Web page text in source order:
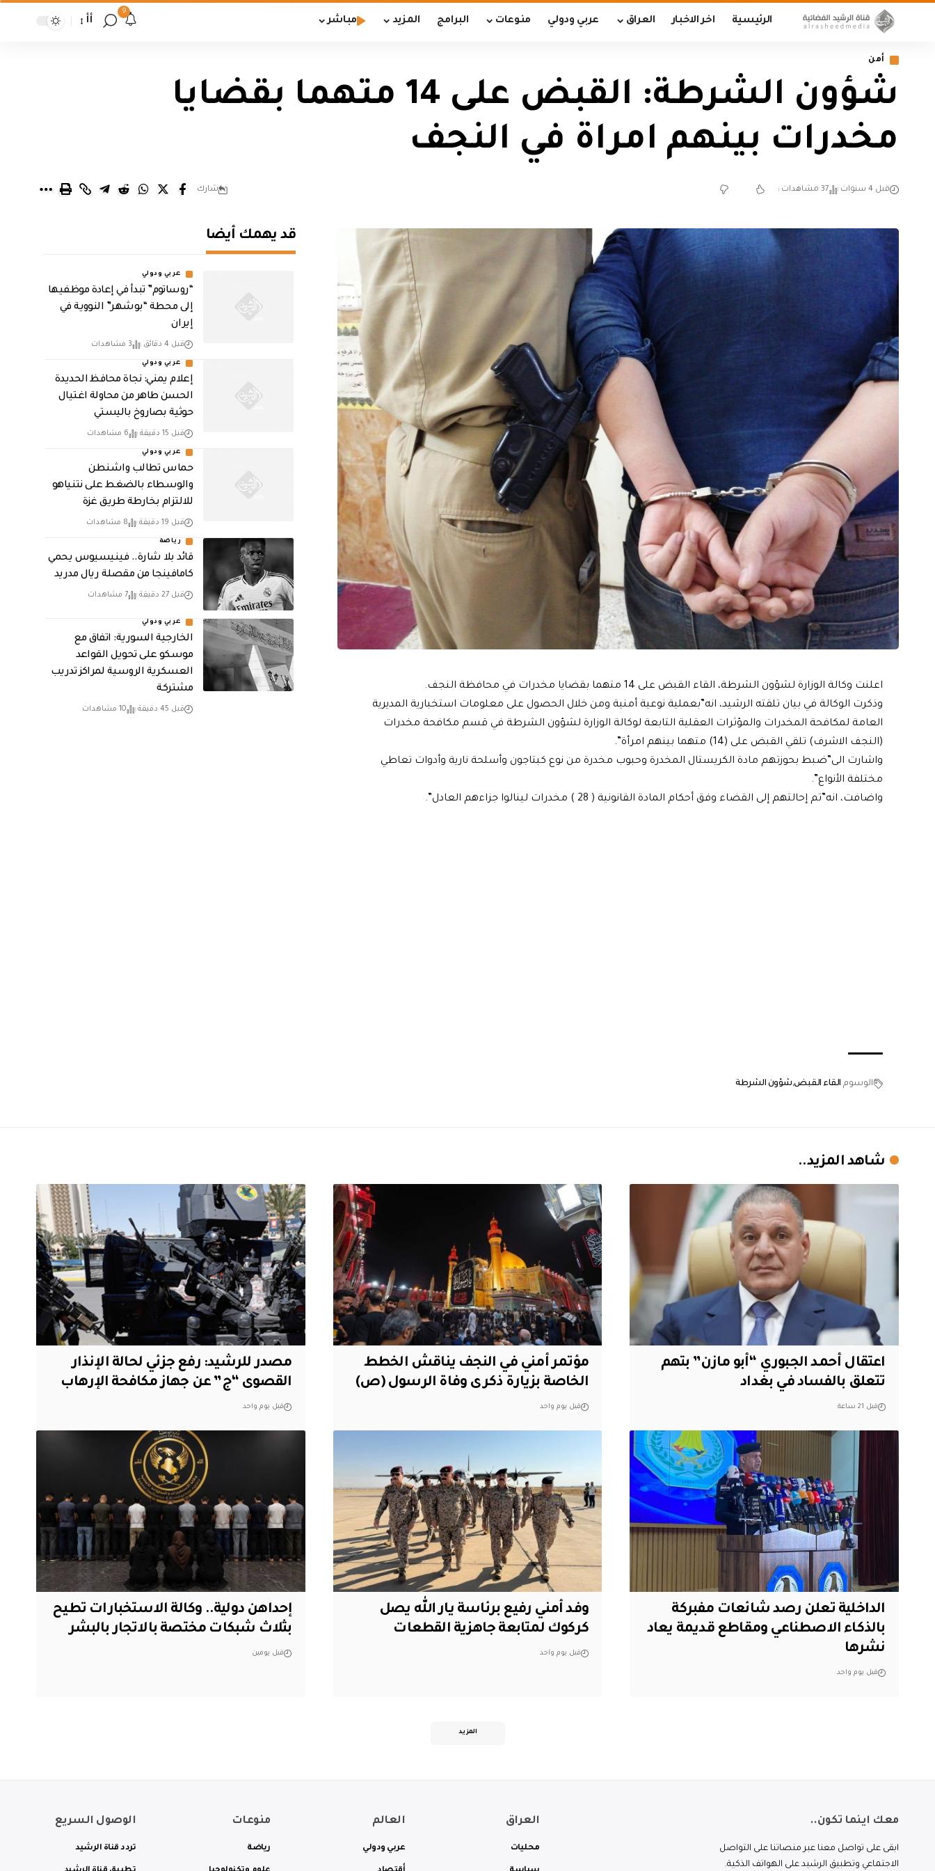
الرئيسية اخر الاخبار العراق عربي ودولي منوعات البرامج المزيد مباشر
9
أأ
أمن
شؤون الشرطة: القبض على 14 متهما بقضايا
مخدرات بينهم امراة في النجف
قبل 4 سنوات 37 مشاهدات شارك
اعلنت وكالة الوزارة لشؤون الشرطة، القاء القبض على 14 متهما بقضايا مخدرات في محافظة النجف.
وذكرت الوكالة في بيان تلقته الرشيد، انه”بعملية نوعية أمنية ومن خلال الحصول على معلومات استخبارية المديرية
العامة لمكافحة المخدرات والمؤثرات العقلية التابعة لوكالة الوزارة لشؤون الشرطة في قسم مكافحة مخدرات
(النجف الاشرف) تلقي القبض على (14) متهما بينهم امرأة”.
واشارت الى”ضبط بحوزتهم مادة الكريستال المخدرة وحبوب مخدرة من نوع كبتاجون وأسلحة نارية وأدوات تعاطي
مختلفة الأنواع”.
واضافت، انه”تم إحالتهم إلى القضاء وفق أحكام المادة القانونية ( 28 ) مخدرات لينالوا جزاءهم العادل”.
الوسوم القاء القبض شؤون الشرطة
قد يهمك أيضا
عربي ودولي
“روساتوم” تبدأ في إعادة موظفيها
إلى محطة “بوشهر” النووية في
إيران
قبل 4 دقائق 3 مشاهدات
عربي ودولي
إعلام يمني: نجاة محافظ الحديدة
الحسن طاهر من محاولة اغتيال
حوثية بصاروخ باليستي
قبل 15 دقيقة 6 مشاهدات
عربي ودولي
حماس تطالب واشنطن
والوسطاء بالضغط على نتنياهو
للالتزام بخارطة طريق غزة
قبل 19 دقيقة 8 مشاهدات
رياضة
قائد بلا شارة.. فينيسيوس يحمي
كامافينجا من مقصلة ريال مدريد
قبل 27 دقيقة 7 مشاهدات
عربي ودولي
الخارجية السورية: اتفاق مع
موسكو على تحويل القواعد
العسكرية الروسية لمراكز تدريب
مشتركة
قبل 45 دقيقة 10 مشاهدات
شاهد المزيد..
اعتقال أحمد الجبوري “أبو مازن” بتهم
تتعلق بالفساد في بغداد
قبل 21 ساعة
مؤتمر أمني في النجف يناقش الخطط
الخاصة بزيارة ذكرى وفاة الرسول (ص)
قبل يوم واحد
مصدر للرشيد: رفع جزئي لحالة الإنذار
القصوى “ج” عن جهاز مكافحة الإرهاب
قبل يوم واحد
الداخلية تعلن رصد شائعات مفبركة
بالذكاء الاصطناعي ومقاطع قديمة يعاد
نشرها
قبل يوم واحد
وفد أمني رفيع برئاسة يار الله يصل
كركوك لمتابعة جاهزية القطعات
قبل يوم واحد
إحداهن دولية.. وكالة الاستخبارات تطيح
بثلاث شبكات مختصة بالاتجار بالبشر
قبل يومين
المزيد
معك اينما تكون..
ابقى على تواصل معنا عبر منصاتنا على التواصل
الاجتماعي وتطبيق الرشيد على الهواتف الذكية.
العراق
محليات
العالم
عربي ودولي
منوعات
رياضة
الوصول السريع
تردد قناة الرشيد